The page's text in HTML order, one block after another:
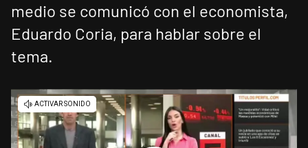
medio se comunicó con el economista,
Eduardo Coria, para hablar sobre el
tema.